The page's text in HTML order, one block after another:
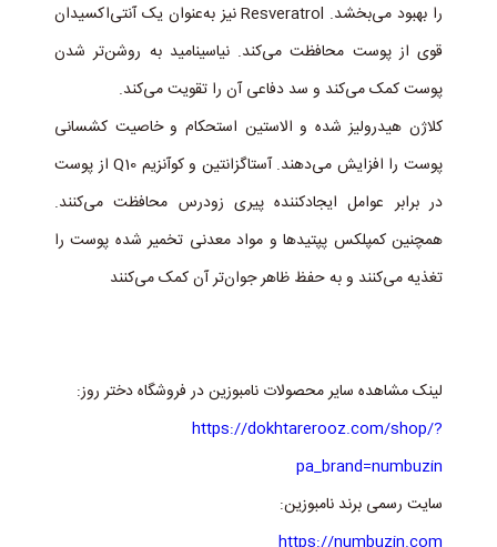
را بهبود می‌بخشد. Resveratrol نیز به‌عنوان یک آنتی‌اکسیدان
قوی از پوست محافظت می‌کند. نیاسینامید به روشن‌تر شدن
پوست کمک می‌کند و سد دفاعی آن را تقویت می‌کند.
کلاژن هیدرولیز شده و الاستین استحکام و خاصیت کشسانی
پوست را افزایش می‌دهند. آستاگزانتین و کوآنزیم Q10 از پوست
در برابر عوامل ایجادکننده پیری زودرس محافظت می‌کنند.
همچنین کمپلکس پپتیدها و مواد معدنی تخمیر شده پوست را
تغذیه می‌کنند و به حفظ ظاهر جوان‌تر آن کمک می‌کنند
لینک مشاهده سایر محصولات نامبوزین در فروشگاه دختر روز:
https://dokhtarerooz.com/shop/?
pa_brand=numbuzin
سایت رسمی برند نامبوزین: